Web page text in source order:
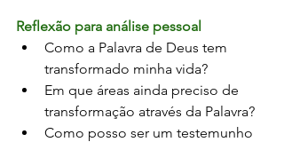
Reflexão para análise pessoal
Como a Palavra de Deus tem
transformado minha vida?
Em que áreas ainda preciso de
transformação através da Palavra?
Como posso ser um testemunho